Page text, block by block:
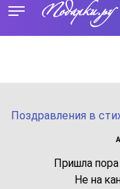
Поздравления в
Пришла
Не на